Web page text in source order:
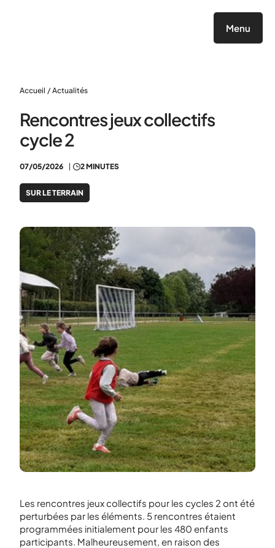
Menu
Accueil / Actualités
Rencontres jeux collectifs
cycle 2
07/05/2026 2 MINUTES
SUR LE TERRAIN
Les rencontres jeux collectifs pour les cycles 2 ont été
perturbées par les éléments. 5 rencontres étaient
programmées initialement pour les 480 enfants
participants. Malheureusement, en raison des